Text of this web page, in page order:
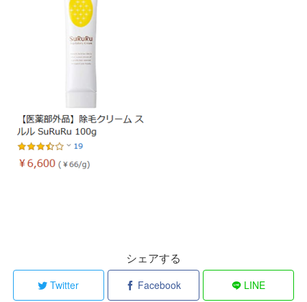
シェアする
Twitter Facebook LINE